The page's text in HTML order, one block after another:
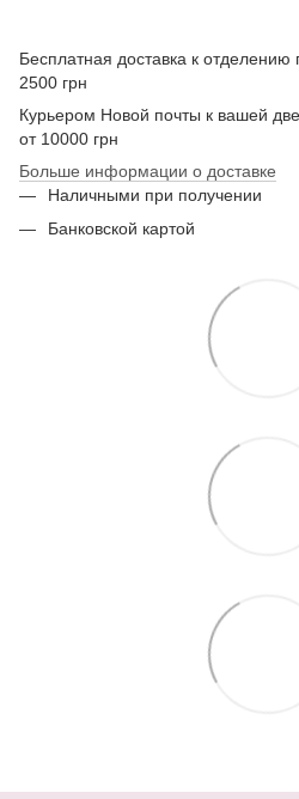
Бесплатная доставка к отделению
2500 грн
Курьером Новой почты к вашей
от 10000 грн
Больше информации о доставке
Наличными при получении
Банковской картой